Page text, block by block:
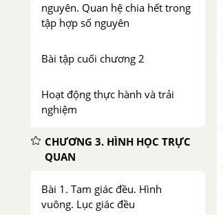
nguyên. Quan hệ chia hết trong
tập hợp số nguyên
Bài tập cuối chương 2
Hoạt động thực hành và trải
nghiệm
CHƯƠNG 3. HÌNH HỌC TRỰC
QUAN
Bài 1. Tam giác đều. Hình
vuông. Lục giác đều